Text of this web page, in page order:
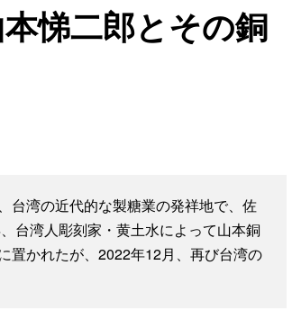
悌二郎とその銅
台湾の近代的な製糖業の発祥地で、佐
台湾人彫刻家・黄土水によって山本銅
置かれたが、2022年12月、再び台湾の